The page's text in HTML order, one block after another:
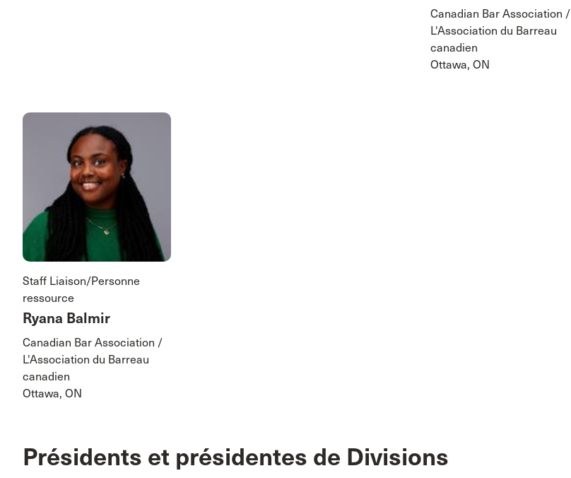
Canadian Bar Association /
L'Association du Barreau
canadien
Ottawa, ON
Staff Liaison/Personne
ressource
Ryana Balmir
Canadian Bar Association /
L'Association du Barreau
canadien
Ottawa, ON
Présidents et présidentes de Divisions